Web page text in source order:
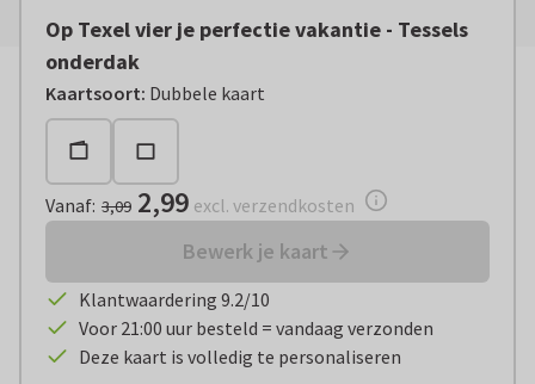
Op Texel vier je perfectie vakantie - Tessels
onderdak
Kaartsoort: Dubbele kaart
Vanaf:€ 2,99 excl. verzendkosten
Vanaf: 3,09 2,99 excl. verzendkosten
Bewerk je kaart
Klantwaardering 9.2/10
Voor 21:00 uur besteld = vandaag verzonden
Deze kaart is volledig te personaliseren